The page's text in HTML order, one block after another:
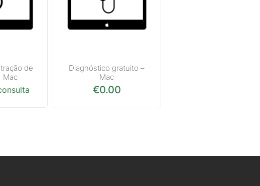
de
Mac
Diagnóstico gratuito –
Mac
€0.00